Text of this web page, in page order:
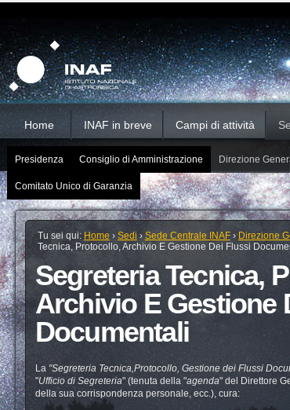
contenuti.
Salta
alla
navigazione
Home INAF in breve Campi di attività
Presidenza Consiglio di Amministrazione Direzione
Comitato Unico di Garanzia
Tu sei qui: Home › Sedi › Sede Centrale INAF › Direzione
Tecnica, Protocollo, Archivio E Gestione Dei Flussi
Segreteria Tecnica,
Archivio E Gestione
Documentali
La "Segreteria Tecnica,Protocollo, Gestione dei Flussi
"Ufficio di Segreteria" (tenuta della "agenda" del Direttore
della sua corrispondenza personale, ecc.), cura: